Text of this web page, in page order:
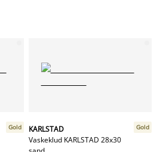
Gold
KARLSTAD
Vaskeklud KARLSTAD 28x30
Gold